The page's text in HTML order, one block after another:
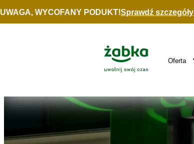
Idź do treści
UWAGA, WYCOFANY PODUKT!Sprawdź szczegóły
Główne
Logo
Główna
Nawigacja
Oferta
Gazetka